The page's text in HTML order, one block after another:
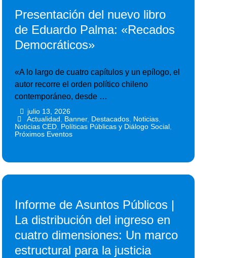
Presentación del nuevo libro
de Eduardo Palma: «Recados
Democráticos»
«A lo largo de cuatro capítulos y un epílogo, el
autor recorre el orden político chileno
contemporáneo, desde …
julio 13, 2026
Actualidad Banner, Destacados, Noticias,
Noticias CED Políticas Públicas y Diálogo Social
Próximos Eventos
Informe de Asuntos Públicos |
La distribución del ingreso en
cuatro dimensiones: Un marco
estructural para la justicia